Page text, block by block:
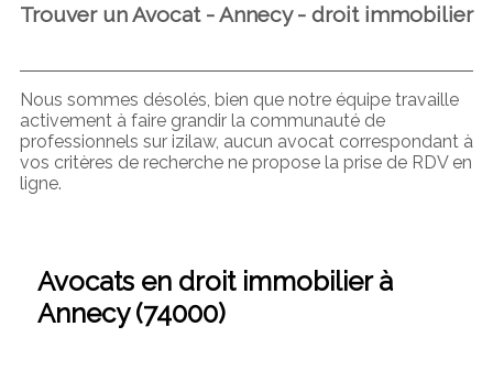
Trouver un Avocat - Annecy - droit immobilier
Nous sommes désolés, bien que notre équipe travaille
activement à faire grandir la communauté de
professionnels sur izilaw, aucun avocat correspondant à
vos critères de recherche ne propose la prise de RDV en
ligne.
Avocats en droit immobilier à
Annecy (74000)